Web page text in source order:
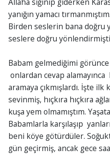
yanığın yamacı
Birden seslerin bana doğru
seslere doğru
Babam gelmediğimi
onlardan cevap
aramaya çıkmışlardı. İşte
sevinmiş, hıçkıra hıçkıra
kuşa yem olmamıştım.
Babamlarla karşılaşıp
beni köye götürdüler.
gün geçirmiş, ancak gece